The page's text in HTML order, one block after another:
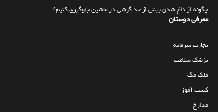
چگونه از داغ شدن بیش از حد گوشی در ماشین جلوگیری کنیم؟
معرفی دوستان
تجارت سرمایه
پزشک سلامت
ملک مگ
کشت آموز
مدارخ